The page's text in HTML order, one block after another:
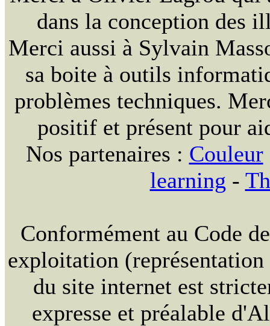
dans la conception des
Merci aussi à Sylvain
sa boite à outils
problèmes techniques.
positif et présent pour
Nos partenaires : Couleur
learning -
Conformément au Code
exploitation
du site internet est
expresse et préalable